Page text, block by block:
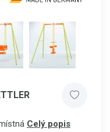
Celý popis